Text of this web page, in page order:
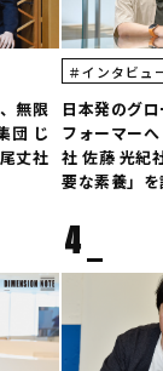
無限
団 じ
丈社
＃インタビュ
日本発のグ
フォーマー
社 佐藤 光紀
要な素養」を
4